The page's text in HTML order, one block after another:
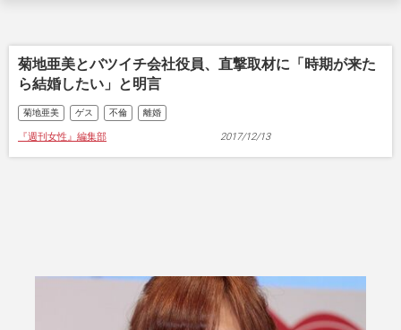
菊地亜美とバツイチ会社役員、直撃取材に「時期が来た
ら結婚したい」と明言
菊地亜美 ゲス 不倫 離婚
『週刊女性』編集部 2017/12/13